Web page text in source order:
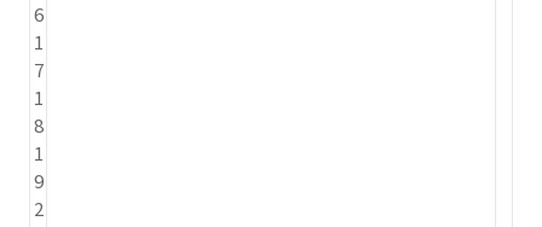
6
1
7
1
8
1
9
2